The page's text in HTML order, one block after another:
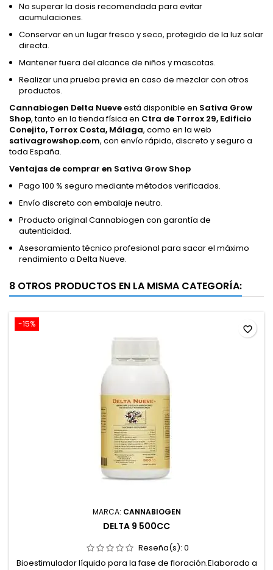
No superar la dosis recomendada para evitar
acumulaciones.
Conservar en un lugar fresco y seco, protegido de la luz solar
directa.
Mantener fuera del alcance de niños y mascotas.
Realizar una prueba previa en caso de mezclar con otros
productos.
Cannabiogen Delta Nueveestá disponible en Sativa Grow
Shop, tanto en la tienda física en Ctra de Torrox 29, Edificio
Conejito, Torrox Costa, Málaga, como en la web
sativagrowshop.com, con envío rápido, discreto y seguro a
toda España.
Ventajas de comprar en Sativa Grow Shop
Pago 100 % seguro mediante métodos verificados.
Envío discreto con embalaje neutro.
Producto original Cannabiogen con garantía de
autenticidad.
Asesoramiento técnico profesional para sacar el máximo
rendimiento a Delta Nueve.
8 OTROS PRODUCTOS EN LA MISMA CATEGORÍA:
-15%
MARCA: CANNABIOGEN
DELTA 9 500CC
Reseña(s): 0
Bioestimulador líquido para la fase de floración.Elaborado a
favorite_border